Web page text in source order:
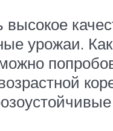
урожаи.